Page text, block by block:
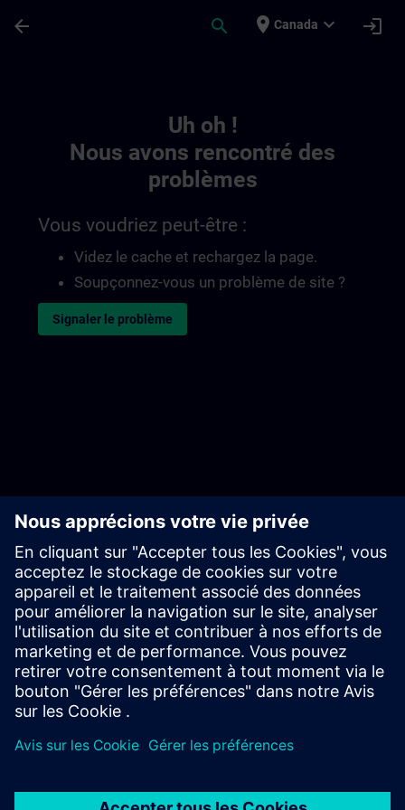
arrow_back search place Canada expand_more login
Uh oh !
Nous avons rencontré des
problèmes
Vous voudriez peut-être :
Videz le cache et rechargez la page.
Soupçonnez-vous un problème de site ?
Signaler le problème